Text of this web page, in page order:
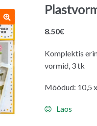
8.50€
Komplektis
vormid, 3 tk
Mõõdud: 10,5
Laos